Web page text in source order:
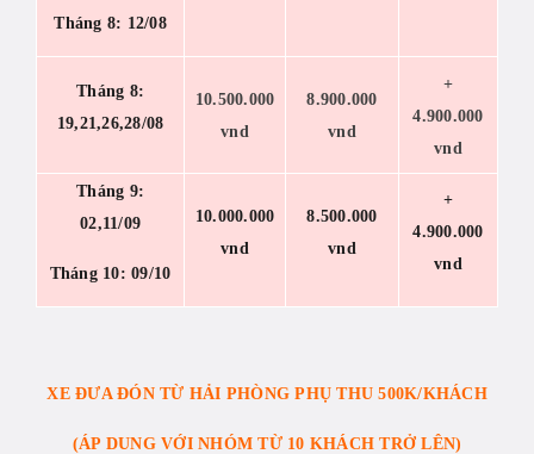
Tháng 8: 12/08
Tháng 8:
19,21,26,28/08
10.500.000
vnd
8.900.000
vnd
+
4.900.000
vnd
Tháng 9:
02,11/09
Tháng 10: 09/10
10.000.000
vnd
8.500.000
vnd
+
4.900.000
vnd
XE ĐƯA ĐÓN TỪ HẢI PHÒNG PHỤ THU 500K/KHÁCH
(ÁP DUNG VỚI NHÓM TỪ 10 KHÁCH TRỞ LÊN)